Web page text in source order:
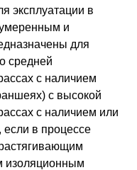
эксплуатации в
и
для
средней
с наличием
с высокой
с наличием или
если в процессе
изоляционным